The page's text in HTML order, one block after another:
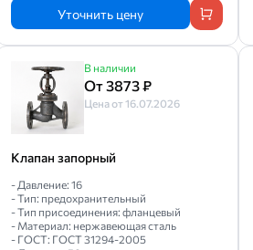
Уточнить цену
В наличии
От 3873 ₽
Цена от 16.07.2026
Клапан запорный
- Давление: 16
- Тип: предохранительный
- Тип присоединения: фланцевый
- Материал: нержавеющая сталь
- ГОСТ: ГОСТ 31294-2005